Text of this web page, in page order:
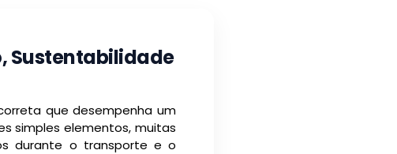
Sustentabilidade
que desempenha um
simples elementos, muitas
durante o transporte e o